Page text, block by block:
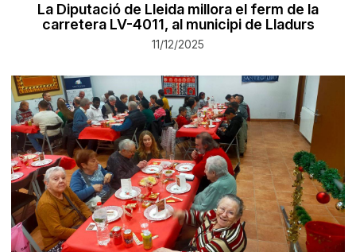
La Diputació de Lleida millora el ferm de la
carretera LV-4011, al municipi de Lladurs
11/12/2025